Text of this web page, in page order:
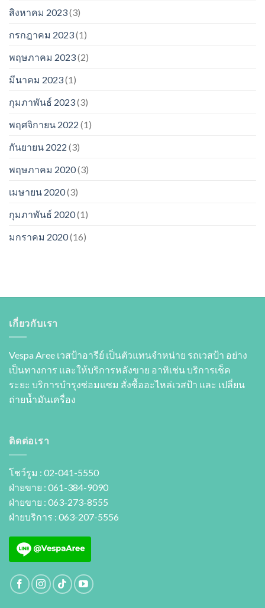
สิงหาคม 2023(3)
กรกฎาคม 2023(1)
พฤษภาคม 2023(2)
มีนาคม 2023(1)
กุมภาพันธ์ 2023(3)
พฤศจิกายน 2022 (1)
กันยายน 2022 (3)
พฤษภาคม 2020(3)
เมษายน 2020(3)
กุมภาพันธ์ 2020(1)
มกราคม 2020(16)
เกี่ยวกับเรา
Vespa Aree เวสป้าอารีย์ เป็นตัวแทนจำหน่าย รถเวสป้า อย่าง
เป็นทางการ และให้บริการหลังขาย อาทิเช่น บริการเช็ค
ระยะ บริการบำรุงซ่อมแซม สั่งซื้ออะไหล่เวสป้า และ เปลี่ยน
ถ่ายนํ้ามันเครื่อง
ติดต่อเรา
โชว์รูม : 02-041-5550
ฝ่ายขาย : 061-384-9090
ฝ่ายขาย : 063-273-8555
ฝ่ายบริการ : 063-207-5556